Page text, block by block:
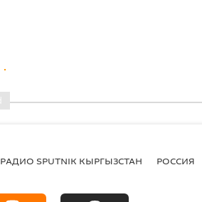
РАДИО SPUTNIK КЫРГЫЗСТАН РОССИЯ